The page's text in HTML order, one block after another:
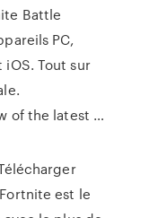
Battle
PC,
Tout sur
of the latest …
est le